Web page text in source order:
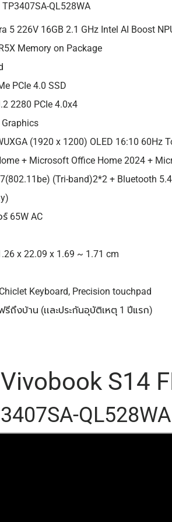
QL528WA
5 226V 16GB 2.1 GHz Intel AI Boost
Memory on Package
PCIe 4.0 SSD
2280 PCIe 4.0x4
(1920 x 1200) OLED 16:10 60Hz
+ Microsoft Office Home 2024 +
(Tri-band)2*2 + Bluetooth
65W AC
x 22.09 x 1.69 ~ 1.71 cm
Keyboard, Precision touchpad
ถึงบ้าน (เเละประกันอุบัติเหตุ 1 ปีแรก)
S14
QL528WA